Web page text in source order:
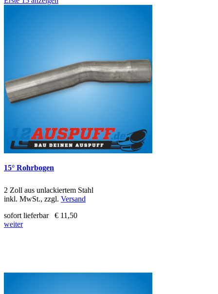
15° Rohrbogen
2 Zoll aus unlackiertem Stahl
inkl. MwSt., zzgl. Versand
sofort lieferbar
€ 11,50
weiter